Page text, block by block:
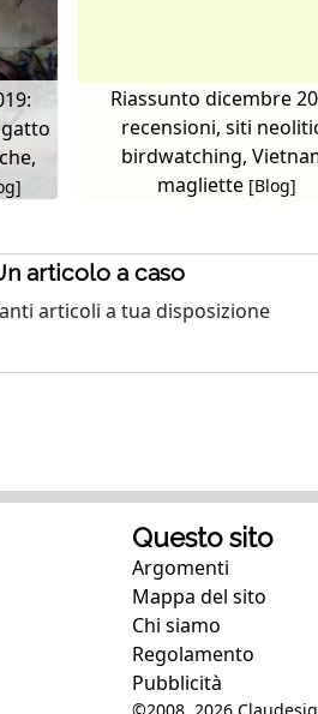
Riassunto dicembre
recensioni, siti
birdwatching,
magliette [Blog]
articolo a caso
articoli a tua disposizione
Questo sito
Argomenti
Mappa del sito
Chi siamo
Regolamento
Pubblicità